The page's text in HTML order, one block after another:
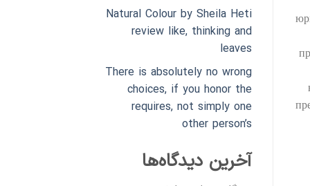
Natural Colour by Sheila Heti
review like, thinking and
leaves
There is absolutely no wrong
choices, if you honor the
requires, not simply one
other person’s
آخرین دیدگاه‌ها